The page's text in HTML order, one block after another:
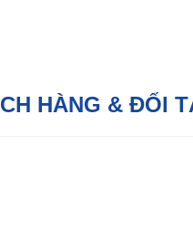
HÀNG & ĐỐI